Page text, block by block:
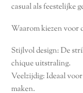
casual als feestelijke
Waarom kiezen voor
Stijlvol design: De
chique uitstraling.
Veelzijdig: Ideaal
maken.